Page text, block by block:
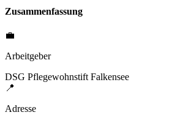
Zusammenfassung
💼
Arbeitgeber
DSG Pflegewohnstift Falkensee
📍
Adresse